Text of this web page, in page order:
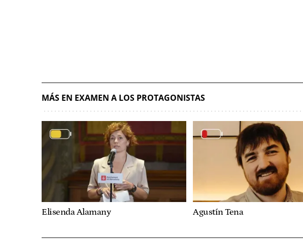
MÁS EN EXAMEN A LOS PROTAGONISTAS
Elisenda Alamany Agustín Tena